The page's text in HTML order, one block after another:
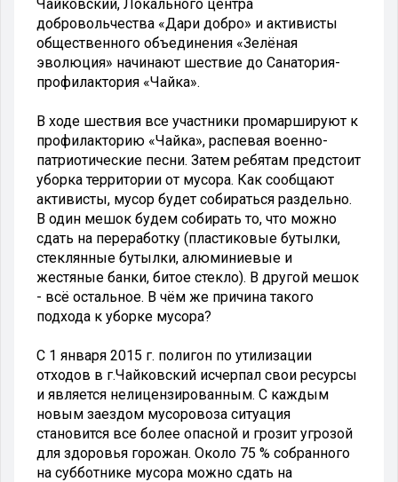
Чайковский, Локального центра
добровольчества «Дари добро» и активисты
общественного объединения «Зелёная
эволюция» начинают шествие до Санатория-
профилактория «Чайка».
В ходе шествия все участники промаршируют к
профилакторию «Чайка», распевая военно-
патриотические песни. Затем ребятам предстоит
уборка территории от мусора. Как сообщают
активисты, мусор будет собираться раздельно.
В один мешок будем собирать то, что можно
сдать на переработку (пластиковые бутылки,
стеклянные бутылки, алюминиевые и
жестяные банки, битое стекло). В другой мешок
- всё остальное. В чём же причина такого
подхода к уборке мусора?
С 1 января 2015 г. полигон по утилизации
отходов в г.Чайковский исчерпал свои ресурсы
и является нелицензированным. С каждым
новым заездом мусоровоза ситуация
становится все более опасной и грозит угрозой
для здоровья горожан. Около 75 % собранного
на субботнике мусора можно сдать на